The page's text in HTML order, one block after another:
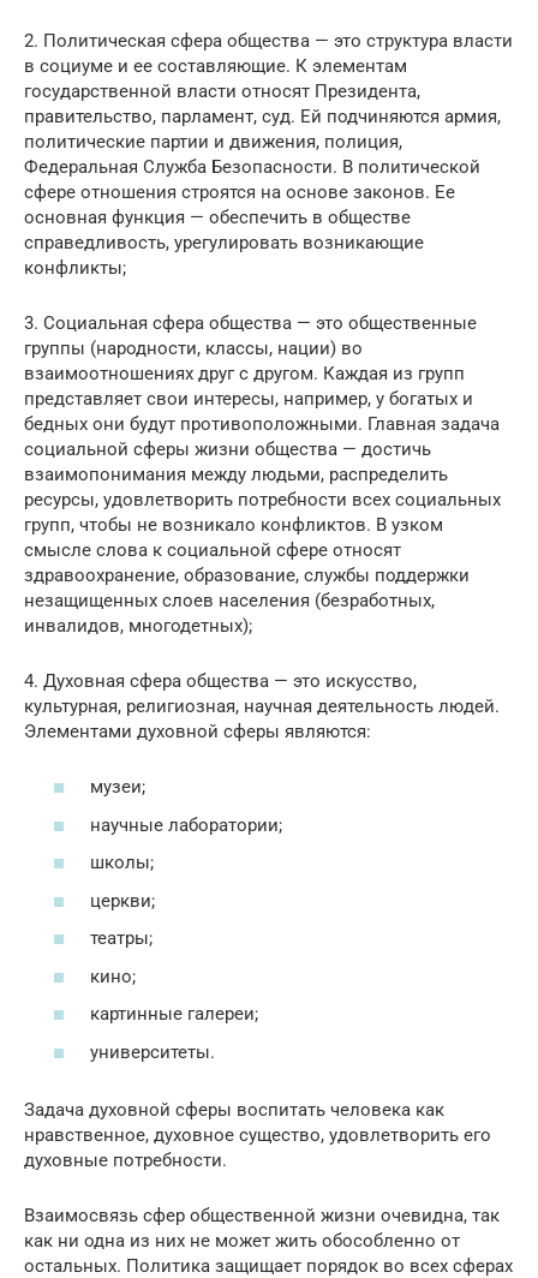
2. Политическая сфера общества — это структура власти
в социуме и ее составляющие. К элементам
государственной власти относят Президента,
правительство, парламент, суд. Ей подчиняются армия,
политические партии и движения, полиция,
Федеральная Служба Безопасности. В политической
сфере отношения строятся на основе законов. Ее
основная функция — обеспечить в обществе
справедливость, урегулировать возникающие
конфликты;
3. Социальная сфера общества — это общественные
группы (народности, классы, нации) во
взаимоотношениях друг с другом. Каждая из групп
представляет свои интересы, например, у богатых и
бедных они будут противоположными. Главная задача
социальной сферы жизни общества — достичь
взаимопонимания между людьми, распределить
ресурсы, удовлетворить потребности всех социальных
групп, чтобы не возникало конфликтов. В узком
смысле слова к социальной сфере относят
здравоохранение, образование, службы поддержки
незащищенных слоев населения (безработных,
инвалидов, многодетных);
4. Духовная сфера общества — это искусство,
культурная, религиозная, научная деятельность людей.
Элементами духовной сферы являются:
музеи;
научные лаборатории;
школы;
церкви;
театры;
кино;
картинные галереи;
университеты.
Задача духовной сферы воспитать человека как
нравственное, духовное существо, удовлетворить его
духовные потребности.
Взаимосвязь сфер общественной жизни очевидна, так
как ни одна из них не может жить обособленно от
остальных. Политика защищает порядок во всех сферах